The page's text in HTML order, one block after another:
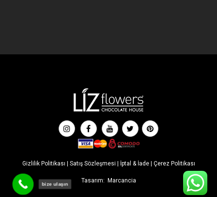
Gizlilik Politikası | Satış Sözleşmesi | İptal & İade| Çerez Politikası
Tasarım: Marcancia
bize ulaşın